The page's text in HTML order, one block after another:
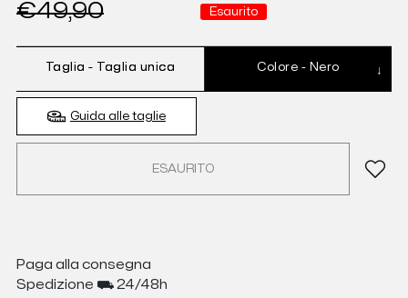
€49,90 Esaurito
Taglia - Taglia unica Colore - Nero
Guida alle taglie
ESAURITO
Paga alla consegna
Spedizione ⛟ 24/48h